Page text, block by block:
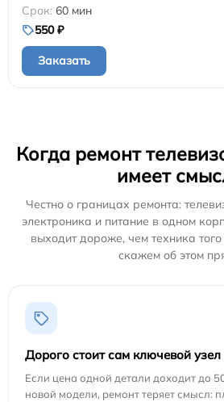
60 мин
550 ₽
Заказать
Когда ремонт
имеет
Честно о границах ремонта:
электроника и питание в одном
выходит дороже, чем техника
скажем об этом
Дорого стоит сам ключевой узел
Если цена одной детали доходит до
новой модели, ремонт теряет смысл: